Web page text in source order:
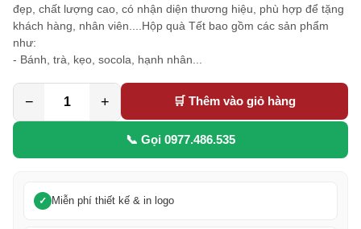
đẹp, chất lượng cao, có nhận diện thương hiệu, phù hợp để tặng
khách hàng, nhân viên....Hộp quà Tết bao gồm các sản phẩm
như:
- Bánh, trà, kẹo, socola, hạnh nhân...
− + 🛒 Thêm vào giỏ hàng
📞 Gọi 0977.486.535
Miễn phí thiết kế & in logo